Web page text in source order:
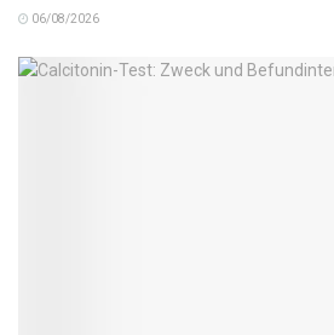
06/08/2026